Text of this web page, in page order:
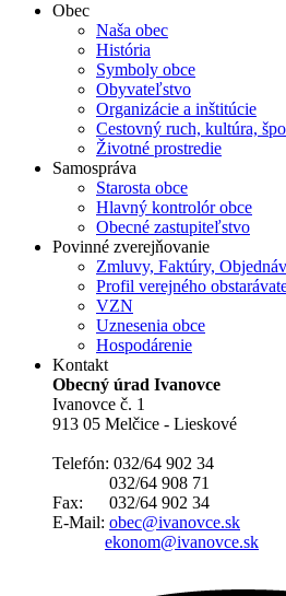
Obec
Naša obec
História
Symboly obce
Obyvateľstvo
Organizácie a inštitúcie
Cestovný ruch, kultúra,
Životné prostredie
Samospráva
Starosta obce
Hlavný kontrolór obce
Obecné zastupiteľstvo
Povinné zverejňovanie
Zmluvy, Faktúry,
Profil verejného
VZN
Uznesenia obce
Hospodárenie
Kontakt
Obecný úrad Ivanovce
Ivanovce č. 1
913 05 Melčice - Lieskové
Telefón: 032/64 902 34
032/64 908 71
Fax: 032/64 902 34
E-Mail: obec@ivanovce.sk
ekonom@ivanovce.sk